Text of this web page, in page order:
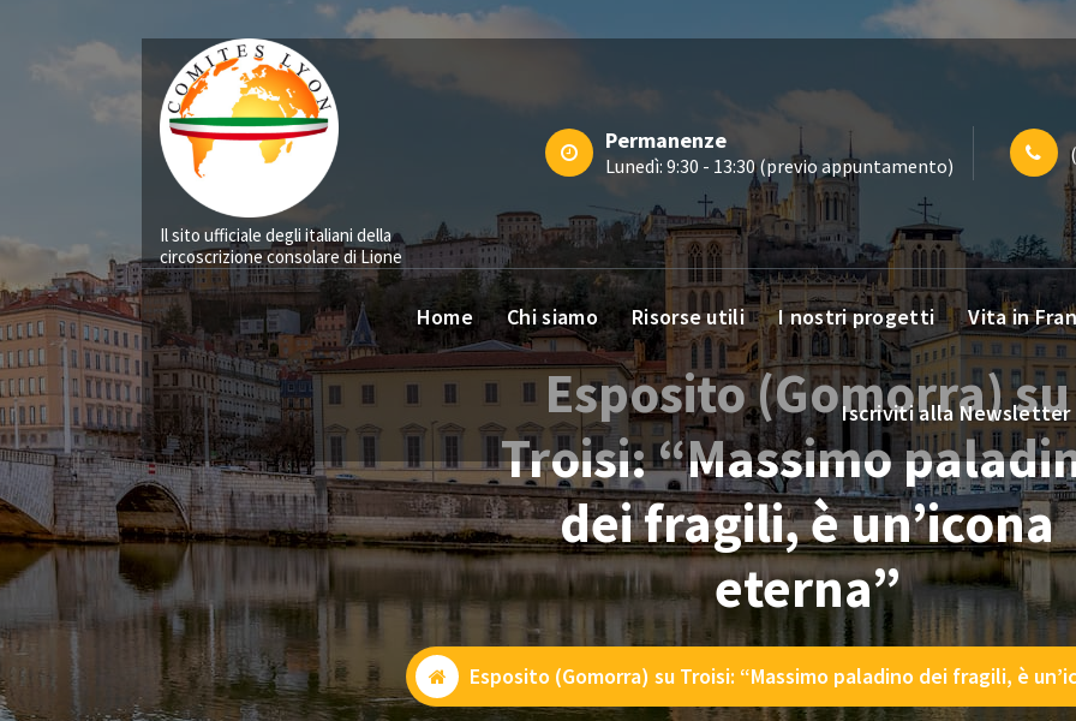
Il sito ufficiale degli italiani della
circoscrizione consolare di Lione
Permanenze
Lunedì: 9:30 - 13:30 (previo appuntamento)
Home Chi siamo Risorse utili I nostri progetti Vita in
Iscriviti alla Newsletter
Esposito (Gomorra) su
Troisi: “Massimo
dei fragili, è un’icona
eterna”
Esposito (Gomorra) su Troisi: “Massimo paladino dei fragili, è